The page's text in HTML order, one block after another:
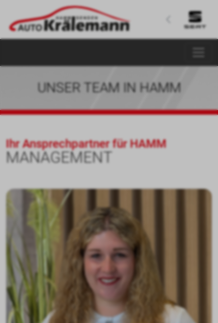
UNSER TEAM IN HAMM
MANAGEMENT
Ihr Ansprechpartner für HAMM